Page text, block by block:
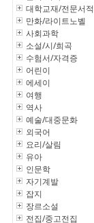
대학교재/전문서적
만화/라이트노벨
사회과학
소설/시/희곡
수험서/자격증
어린이
에세이
여행
역사
예술/대중문화
외국어
요리/살림
유아
인문학
자기계발
잡지
장르소설
전집/중고전집